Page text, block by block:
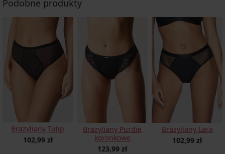
Podobne produkty
Brazyliany Tulip
102,99 zł
Brazyliany Purdie
koronkowe
123,99 zł
Brazyliany Lara
102,99 zł